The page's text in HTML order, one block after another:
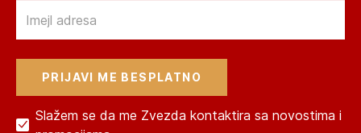
Slažem se da me Zvezda kontaktira sa novostima i